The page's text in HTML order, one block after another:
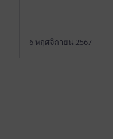
6 พฤศจิกายน 2567